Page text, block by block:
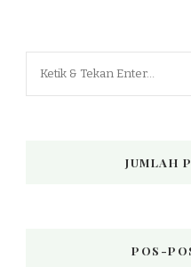
JUMLAH
POS-